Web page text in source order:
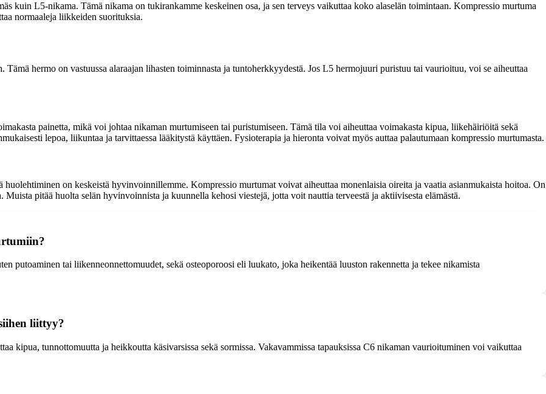
kuin L5-nikama. Tämä nikama on tukirankamme keskeinen osa, ja sen terveys vaikuttaa koko alaselän toimintaan. Kompressio murtuma
normaaleja liikkeiden suorituksia.
hermo on vastuussa alaraajan lihasten toiminnasta ja tuntoherkkyydestä. Jos L5 hermojuuri puristuu tai vaurioituu, voi se aiheuttaa
painetta, mikä voi johtaa nikaman murtumiseen tai puristumiseen. Tämä tila voi aiheuttaa voimakasta kipua, liikehäiriöitä sekä
lepoa, liikuntaa ja tarvittaessa lääkitystä käyttäen. Fysioterapia ja hieronta voivat myös auttaa palautumaan kompressio murtumasta.
on keskeistä hyvinvoinnillemme. Kompressio murtumat voivat aiheuttaa monenlaisia oireita ja vaatia asianmukaista hoitoa. On
Muista pitää huolta selän hyvinvoinnista ja kuunnella kehosi viestejä, jotta voit nauttia terveestä ja aktiivisesta elämästä.
putoaminen tai liikenneonnettomuudet, sekä osteoporoosi eli luukato, joka heikentää luuston rakennetta ja tekee nikamista
liittyy?
kipua, tunnottomuutta ja heikkoutta käsivarsissa sekä sormissa. Vakavammissa tapauksissa C6 nikaman vaurioituminen voi vaikuttaa